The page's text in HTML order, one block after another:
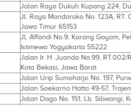
Jalan Raya Dukuh Kupang 224,
Jl. Raya Mondoroko No. 123A, RT.
Jawa Timur 65153
Jl. Affandi No.9, Karang Gayam,
Istimewa Yogyakarta 55222
Jalan Ir. H. Juanda No.99, RT.002/
Kota Bekasi, Jawa Barat
Jalan Urip Sumoharjo No. 197,
Jalan Soekarno Hatta 49-57,
Jalan Dago No. 151, Lb. Siliwangi,